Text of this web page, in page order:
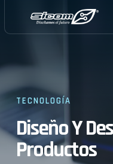
contenido
TECNOLOGÍA
Diseño Y
Productos